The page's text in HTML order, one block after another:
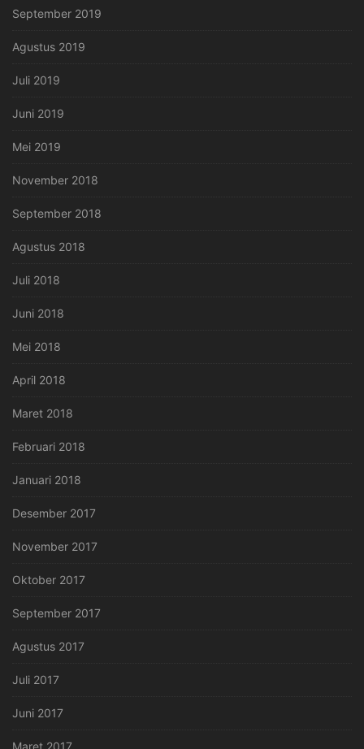
September 2019
Agustus 2019
Juli 2019
Juni 2019
Mei 2019
November 2018
September 2018
Agustus 2018
Juli 2018
Juni 2018
Mei 2018
April 2018
Maret 2018
Februari 2018
Januari 2018
Desember 2017
November 2017
Oktober 2017
September 2017
Agustus 2017
Juli 2017
Juni 2017
Maret 2017